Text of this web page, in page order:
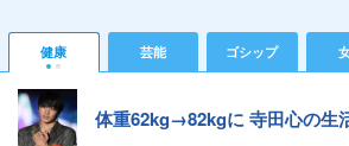
健康 芸能 ゴシップ
体重62kg→82kgに 寺田心の生